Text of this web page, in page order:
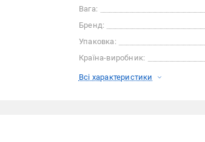
Вага:
Бренд:
Упаковка:
Країна-виробник:
Всі характеристики